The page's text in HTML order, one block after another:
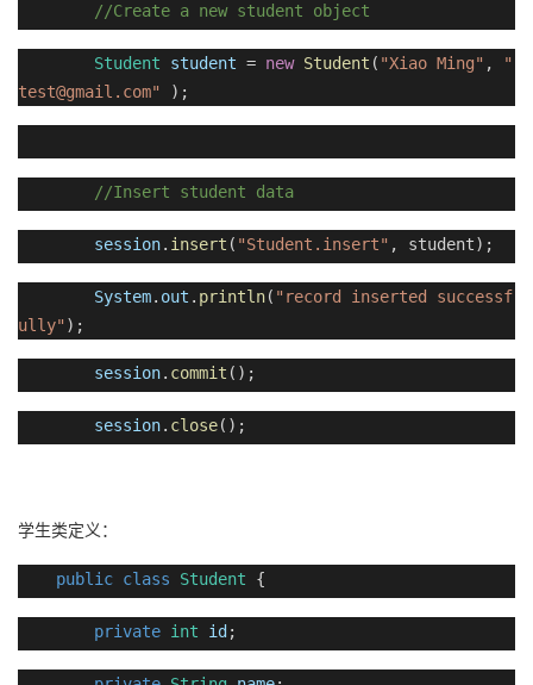
//Create a new student object
Student student = new Student ( "Xiao Ming" ,
"
test@gmail.com"
);
//Insert student data
session. insert ( "Student.insert" , student);
System. out . println( "record inserted successf
ully" );
session. commit ();
session. close();
学生类定义：
public class Student {
private int id ;